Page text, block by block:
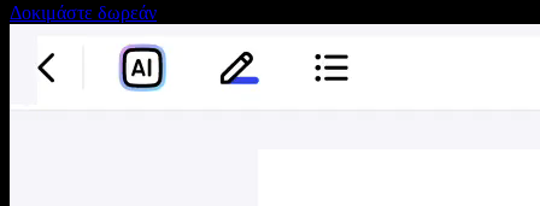
Δοκιμάστε δωρεάν